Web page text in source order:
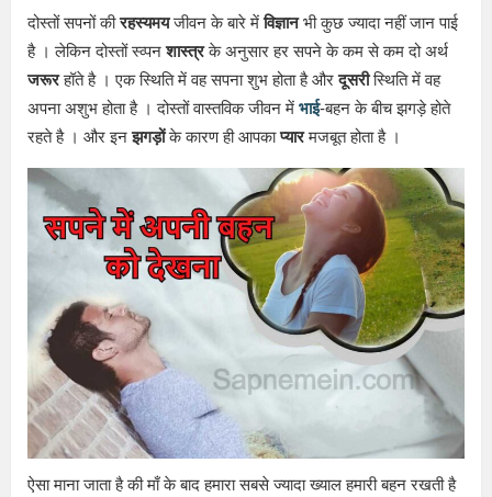
दोस्तों सपनों कीरहस्यमयजीवन के बारे मेंविज्ञानभी कुछ ज्यादा नहीं जान पाई
है । लेकिन दोस्तों स्व्पनशास्त्रके अनुसार हर सपने के कम से कम दो अर्थ
जरूरहॉते है । एक स्थिति में वह सपना शुभ होता है औरदूसरीस्थिति में वह
अपना अशुभ होता है । दोस्तों वास्तविक जीवन में भाई-बहन के बीच झगड़े होते
रहते है । और इनझगड़ोंके कारण ही आपकाप्यारमजबूत होता है ।
ऐसा माना जाता है की माँ के बाद हमारा सबसे ज्यादा ख्याल हमारी बहन रखती है